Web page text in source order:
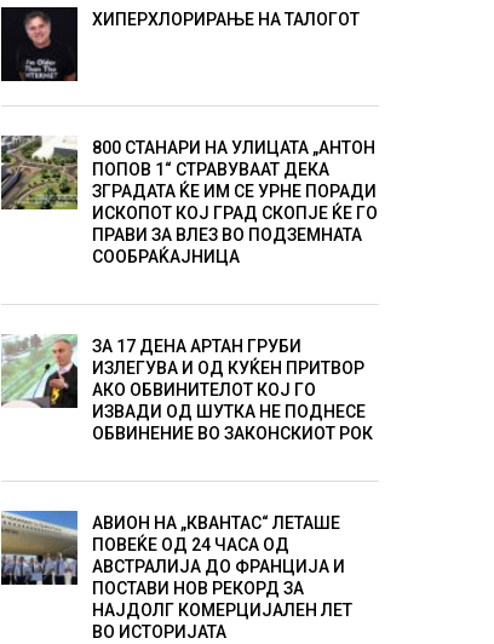
ХИПЕРХЛОРИРАЊЕ НА ТАЛОГОТ
800 СТАНАРИ НА УЛИЦАТА „АНТОН
ПОПОВ 1“ СТРАВУВААТ ДЕКА
ЗГРАДАТА ЌЕ ИМ СЕ УРНЕ ПОРАДИ
ИСКОПОТ КОЈ ГРАД СКОПЈЕ ЌЕ ГО
ПРАВИ ЗА ВЛЕЗ ВО ПОДЗЕМНАТА
СООБРАЌАЈНИЦА
ЗА 17 ДЕНА АРТАН ГРУБИ
ИЗЛЕГУВА И ОД КУЌЕН ПРИТВОР
АКО ОБВИНИТЕЛОТ КОЈ ГО
ИЗВАДИ ОД ШУТКА НЕ ПОДНЕСЕ
ОБВИНЕНИЕ ВО ЗАКОНСКИОТ РОК
АВИОН НА „КВАНТАС“ ЛЕТАШЕ
ПОВЕЌЕ ОД 24 ЧАСА ОД
АВСТРАЛИЈА ДО ФРАНЦИЈА И
ПОСТАВИ НОВ РЕКОРД ЗА
НАЈДОЛГ КОМЕРЦИЈАЛЕН ЛЕТ
ВО ИСТОРИЈАТА